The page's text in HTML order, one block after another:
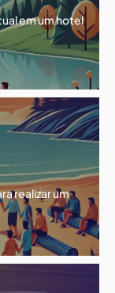
em um hotel
realizar um